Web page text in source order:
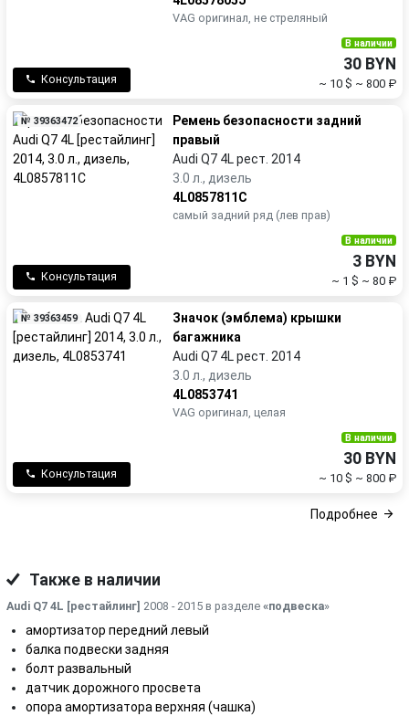
VAG оригинал, не стреляный
Консультация
В наличии
30 BYN
~ 10 $ ~ 800 ₽
№ 39363472
Ремень безопасности задний
правый
Audi Q7 4L рест. 2014
3.0 л., дизель
4L0857811C
самый задний ряд (лев прав)
Консультация
В наличии
3 BYN
~ 1 $ ~ 80 ₽
№ 39363459
Значок (эмблема) крышки
багажника
Audi Q7 4L рест. 2014
3.0 л., дизель
4L0853741
VAG оригинал, целая
Консультация
В наличии
30 BYN
~ 10 $ ~ 800 ₽
Подробнее
Также в наличии
Audi Q7 4L [рестайлинг] 2008 - 2015 в разделе «подвеска»
амортизатор передний левый
балка подвески задняя
болт развальный
датчик дорожного просвета
опора амортизатора верхняя (чашка)